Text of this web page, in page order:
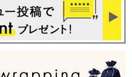
M
L
XXL
XXXL
30inc
32inc